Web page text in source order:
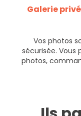
Galerie
Vos photos
sécurisée. Vous
photos,